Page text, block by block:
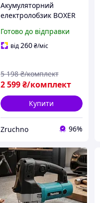
Акумуляторний
електролобзик BOXER
електролобзик для
точного різу 3 А·год
Готово до відправки
від 260 ₴/міс
2 599 ₴/комплект
5 198 ₴/комплект
Купити
Zruchno 96%